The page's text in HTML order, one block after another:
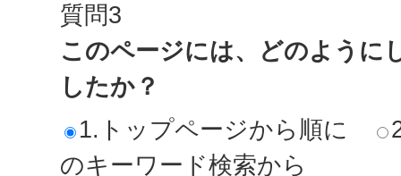
質問3
このページには、どのように
したか？
1.トップページから順に
のキーワード検索から